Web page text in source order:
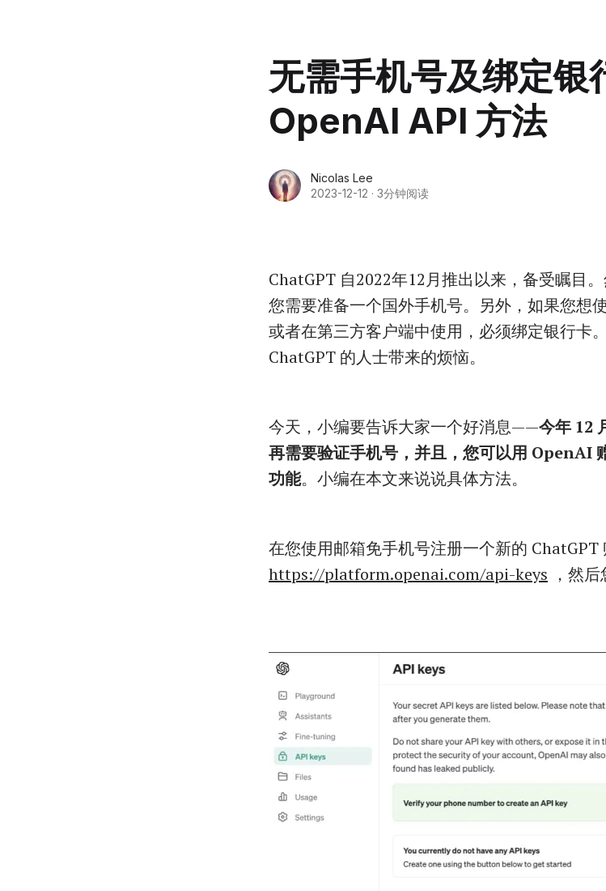
无需手机号及绑定银
OpenAI API 方法
Nicolas Lee
2023-12-12 · 3分钟阅读
ChatGPT 自2022年12月推出以来，备受瞩目
您需要准备一个国外手机号。另外，如果您想
或者在第三方客户端中使用，必须绑定银行卡
ChatGPT 的人士带来的烦恼。
今天，小编要告诉大家一个好消息——今年 12
再需要验证手机号，并且，您可以用 OpenAI
功能。小编在本文来说说具体方法。
在您使用邮箱免手机号注册一个新的 ChatGPT
https://platform.openai.com/api-keys ，然